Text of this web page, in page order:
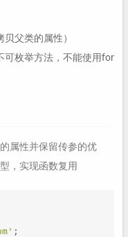
父类的属性）
可枚举方法，不能使用for
属性并保留传参的优
，实现函数复用
;